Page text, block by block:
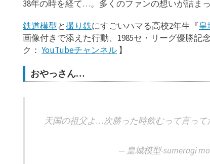
38年の時を経て…。多くのファンの想いが詰ま
鉄道模型と撮り鉄にすごいハマる高校2年生『皇
画像付きで添えた行動、1985セ・リーグ優勝
ク： YouTubeチャンネル 】
おやっさん…
天国の祖父よ…次勝った時飲むって言っ
— 皇城模型-sumeragi